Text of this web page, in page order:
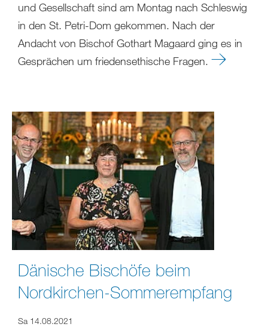
und Gesellschaft sind am Montag nach Schleswig
in den St. Petri-Dom gekommen. Nach der
Andacht von Bischof Gothart Magaard ging es in
Gesprächen um friedensethische Fragen.
Dänische Bischöfe beim
Nordkirchen-Sommerempfang
Sa 14.08.2021